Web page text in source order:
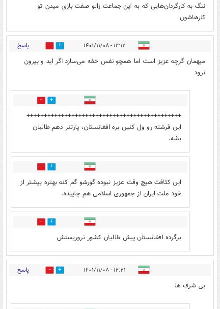
ننگ به کارگردان‌هایی که به این جماعت زالو صفت بازی میدن تو
کارهاشون
۱۲:۱۲ - ۱۴۰۱/۱۱/۰۸ 68 پاسخ
میهمان گرچه عزیز است اما همچو نفس خفه می‌سازد اگر اید و بیرون
نرود
8
+++++++++++++++++++++++++++++++++++++++++++++
این فرشته رو ول کنین بره افغانستان، پارتنر دهم طالبان
بشه.
1
این کثافت هیچ وقت عزیز نبوده گورشو گم کنه بهتره بیشتر از
خود ملت ایران از جمهوری اسلامی هم چاپیده.
2
برگرده افغانستان پیش طالبان کشور تروریستش
۱۲:۲۱ - ۱۴۰۱/۱۱/۰۸ 81 پاسخ
بی شرف ها